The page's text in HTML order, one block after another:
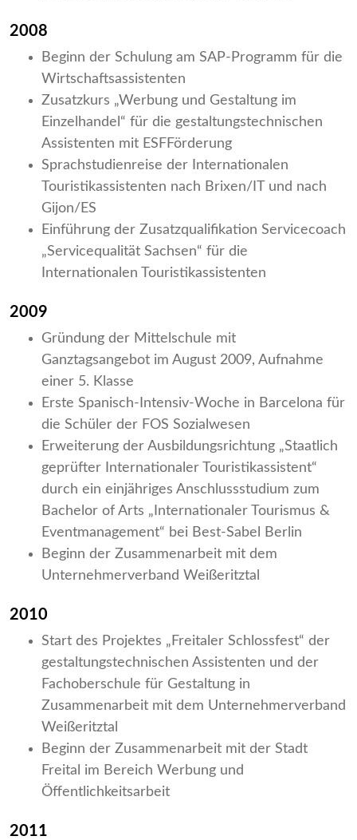
2008
Beginn der Schulung am SAP-Programm für die
Wirtschaftsassistenten
Zusatzkurs „Werbung und Gestaltung im
Einzelhandel“ für die gestaltungstechnischen
Assistenten mit ESFFörderung
Sprachstudienreise der Internationalen
Touristikassistenten nach Brixen/IT und nach
Gijon/ES
Einführung der Zusatzqualifikation Servicecoach
„Servicequalität Sachsen“ für die
Internationalen Touristikassistenten
2009
Gründung der Mittelschule mit
Ganztagsangebot im August 2009, Aufnahme
einer 5. Klasse
Erste Spanisch-Intensiv-Woche in Barcelona für
die Schüler der FOS Sozialwesen
Erweiterung der Ausbildungsrichtung „Staatlich
geprüfter Internationaler Touristikassistent“
durch ein einjähriges Anschlussstudium zum
Bachelor of Arts „Internationaler Tourismus &
Eventmanagement“ bei Best-Sabel Berlin
Beginn der Zusammenarbeit mit dem
Unternehmerverband Weißeritztal
2010
Start des Projektes „Freitaler Schlossfest“ der
gestaltungstechnischen Assistenten und der
Fachoberschule für Gestaltung in
Zusammenarbeit mit dem Unternehmerverband
Weißeritztal
Beginn der Zusammenarbeit mit der Stadt
Freital im Bereich Werbung und
Öffentlichkeitsarbeit
2011